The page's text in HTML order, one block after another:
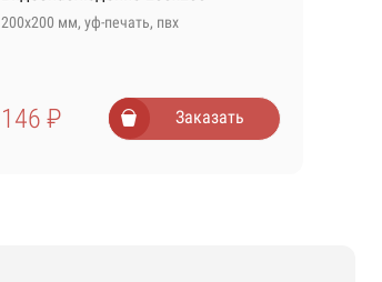
200х200 мм, уф-печать, пвх
146 ₽ Заказать